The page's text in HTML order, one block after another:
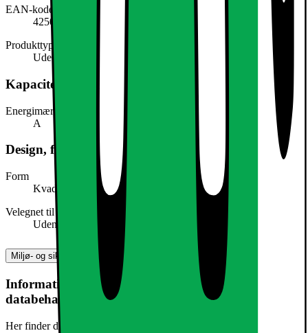
EAN-kode
4250912448346
Produkttype
Udebelysning
Kapacitet, forbrug og strøm
Energimærke
A
Design, form og placering
Form
Kvadratisk
Velegnet til
Udendørs
Miljø- og sikkerhedsoplysninger
Information om produktsikkerhed og
databehandling
Her finder du information om generel produktsikkerhed og